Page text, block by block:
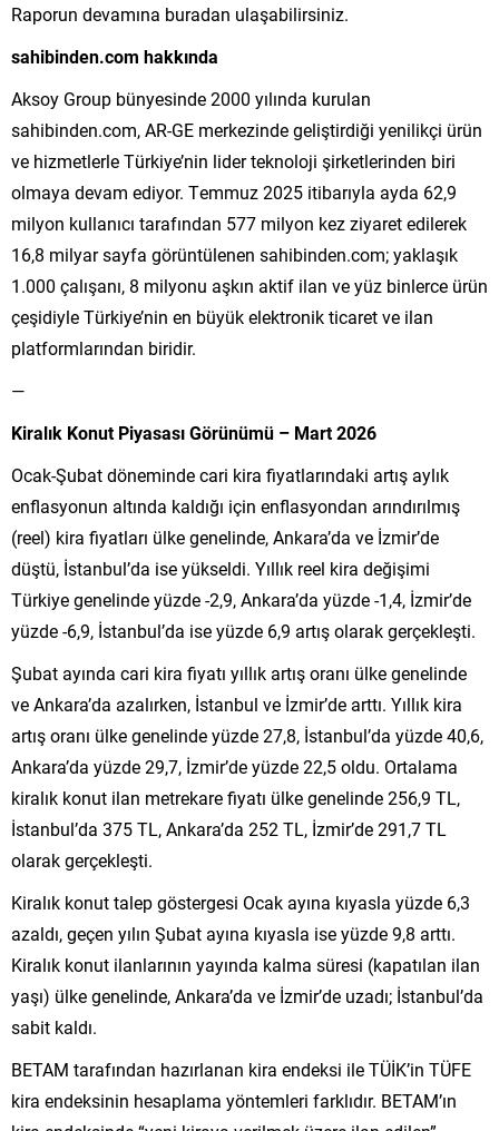
Raporun devamına buradan ulaşabilirsiniz.
sahibinden.com hakkında
Aksoy Group bünyesinde 2000 yılında kurulan
sahibinden.com, AR-GE merkezinde geliştirdiği yenilikçi ürün
ve hizmetlerle Türkiye’nin lider teknoloji şirketlerinden biri
olmaya devam ediyor. Temmuz 2025 itibarıyla ayda 62,9
milyon kullanıcı tarafından 577 milyon kez ziyaret edilerek
16,8 milyar sayfa görüntülenen sahibinden.com; yaklaşık
1.000 çalışanı, 8 milyonu aşkın aktif ilan ve yüz binlerce ürün
çeşidiyle Türkiye’nin en büyük elektronik ticaret ve ilan
platformlarından biridir.
—
Kiralık Konut Piyasası Görünümü – Mart 2026
Ocak-Şubat döneminde cari kira fiyatlarındaki artış aylık
enflasyonun altında kaldığı için enflasyondan arındırılmış
(reel) kira fiyatları ülke genelinde, Ankara’da ve İzmir’de
düştü, İstanbul’da ise yükseldi. Yıllık reel kira değişimi
Türkiye genelinde yüzde -2,9, Ankara’da yüzde -1,4, İzmir’de
yüzde -6,9, İstanbul’da ise yüzde 6,9 artış olarak gerçekleşti.
Şubat ayında cari kira fiyatı yıllık artış oranı ülke genelinde
ve Ankara’da azalırken, İstanbul ve İzmir’de arttı. Yıllık kira
artış oranı ülke genelinde yüzde 27,8, İstanbul’da yüzde 40,6,
Ankara’da yüzde 29,7, İzmir’de yüzde 22,5 oldu. Ortalama
kiralık konut ilan metrekare fiyatı ülke genelinde 256,9 TL,
İstanbul’da 375 TL, Ankara’da 252 TL, İzmir’de 291,7 TL
olarak gerçekleşti.
Kiralık konut talep göstergesi Ocak ayına kıyasla yüzde 6,3
azaldı, geçen yılın Şubat ayına kıyasla ise yüzde 9,8 arttı.
Kiralık konut ilanlarının yayında kalma süresi (kapatılan ilan
yaşı) ülke genelinde, Ankara’da ve İzmir’de uzadı; İstanbul’da
sabit kaldı.
BETAM tarafından hazırlanan kira endeksi ile TÜİK’in TÜFE
kira endeksinin hesaplama yöntemleri farklıdır. BETAM’ın